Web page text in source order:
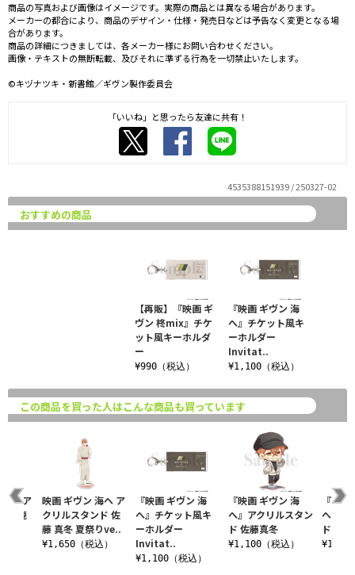
商品の写真および画像はイメージです。実際の商品とは異なる場合があります。
メーカーの都合により、商品のデザイン・仕様・発売日などは予告なく変更となる場
合があります。
商品の詳細につきましては、各メーカー様にお問い合わせください。
画像・テキストの無断転載、及びそれに準ずる行為を一切禁止いたします。
©キヅナツキ・新書館／ギヴン製作委員会
「いいね」と思ったら友達に共有！
4535388151939 / 250327-02
おすすめの商品
【再販】『映画 ギ
ヴン 柊mix』チケ
ット風キーホルダ
ー
¥990（税込）
『映画 ギヴン 海
へ』チケット風キ
ーホルダー
Invitat..
¥1,100（税込）
この商品を買った人はこんな商品も買っています
『映画 ギヴン 海
へ』チケット風キ
ーホルダー
Invitat..
¥1,100（税込）
『映画 ギヴン 海
へ』アクリルスタン
ド 佐藤真冬
¥1,100（税込）
『映
へ』ア
ド 上
¥1,100
へ ア
ド 鹿
映画 ギヴン 海へ ア
クリルスタンド 佐
藤 真冬 夏祭りve..
¥1,650（税込）